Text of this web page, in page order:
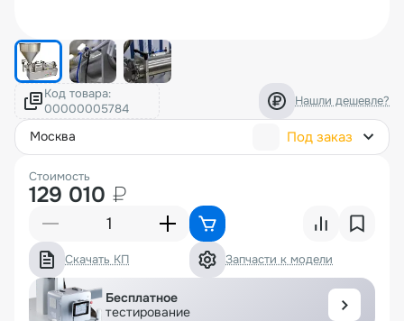
Код товара: Нашли дешевле?
москва Под заказ
Стоимость
129 010 ₽
Скачать КП Запчасти к модели
Бесплатное
тестирование